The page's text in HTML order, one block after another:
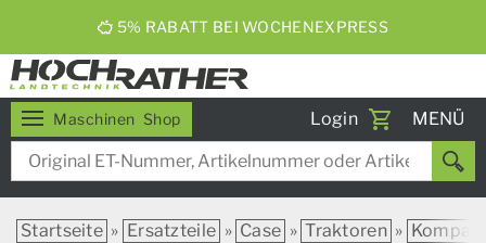
5% RABATT BEI WOCHENEXPRESS
Maschinen Shop Login
Toggle
MENÜ
Startseite » Ersatzteile » Case » Traktoren »